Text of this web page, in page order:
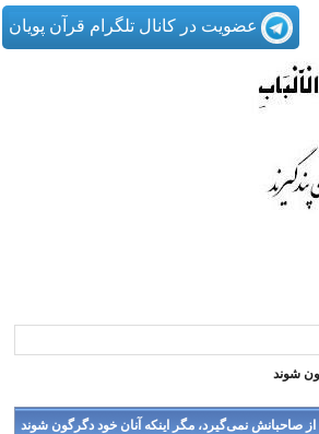
عضویت در کانال تلگرام قرآن پویان
شوند
از صاحبانش نمى‌گيرد، مگر اينكه آنان خود دگرگون شوند